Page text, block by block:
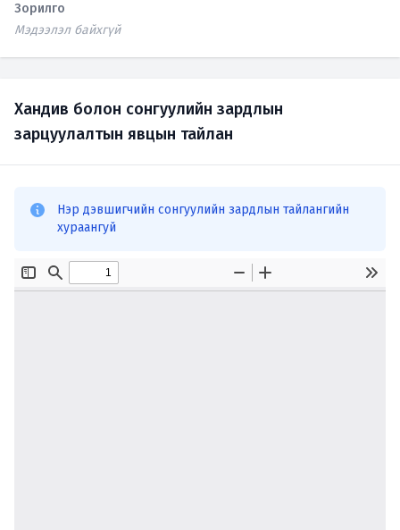
Зорилго
Мэдээлэл байхгүй
Хандив болон сонгуулийн зардлын
зарцуулалтын явцын тайлан
Нэр дэвшигчийн сонгуулийн зардлын тайлангийн
хураангуй